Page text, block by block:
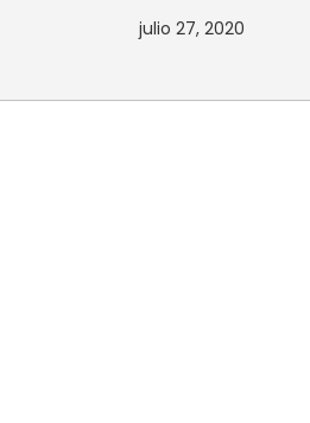
julio 27, 2020